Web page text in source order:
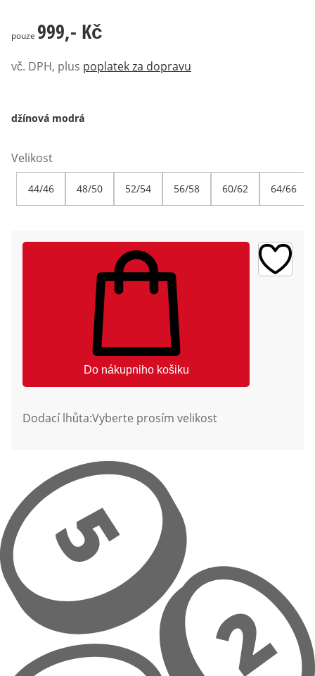
999,- Kč
pouze 999,- Kč
vč. DPH, plus poplatek za dopravu
džínová modrá
Velikost
44/46 48/50 52/54 56/58 60/62 64/66
Do nákupniho košiku
Dodací lhůta:Vyberte prosím velikost